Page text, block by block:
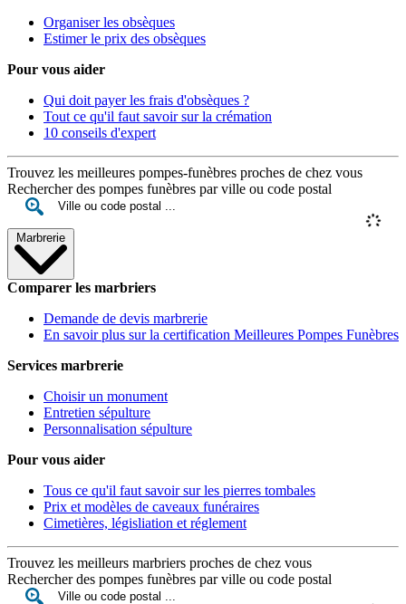
Organiser les obsèques
Estimer le prix des obsèques
Pour vous aider
Qui doit payer les frais d'obsèques ?
Tout ce qu'il faut savoir sur la crémation
10 conseils d'expert
Trouvez les meilleures pompes-funèbres proches de chez vous
Rechercher des pompes funèbres par ville ou code postal
Marbrerie
Comparer les marbriers
Demande de devis marbrerie
En savoir plus sur la certification Meilleures Pompes Funèbres
Services marbrerie
Choisir un monument
Entretien sépulture
Personnalisation sépulture
Pour vous aider
Tous ce qu'il faut savoir sur les pierres tombales
Prix et modèles de caveaux funéraires
Cimetières, législiation et réglement
Trouvez les meilleurs marbriers proches de chez vous
Rechercher des pompes funèbres par ville ou code postal